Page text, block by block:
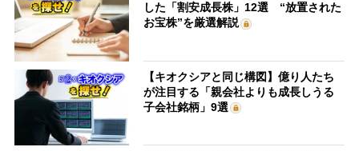
した「割安成長株」12選 “放置された
お宝株”を厳選解説
【キオクシアと同じ構図】億り人たち
が注目する「親会社よりも成長しうる
子会社銘柄」9選